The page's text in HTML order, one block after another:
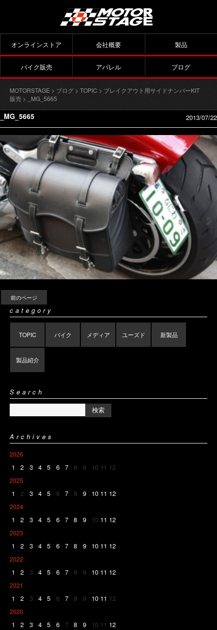
オンラインストア 会社概要 製品
バイク販売 アパレル ブログ
MOTORSTAGE > ブログ > TOPIC > ブレイクアウト用サイドナンバーKIT
販売 > _MG_5665
_MG_5665 2013/07/22
前のページ
category
TOPIC バイク メディア ユーズド 新製品
製品紹介
Search
Archives
2026
1 2 3 4 5 6 7 8 9 10 11 12
2025
1 2 3 4 5 6 7 8 9 10 11 12
2024
1 2 3 4 5 6 7 8 9 10 11 12
2023
1 2 3 4 5 6 7 8 9 10 11 12
2022
1 2 3 4 5 6 7 8 9 10 11 12
2021
1 2 3 4 5 6 7 8 9 10 11 12
2020
1 2 3 4 5 6 7 8 9 10 11 12